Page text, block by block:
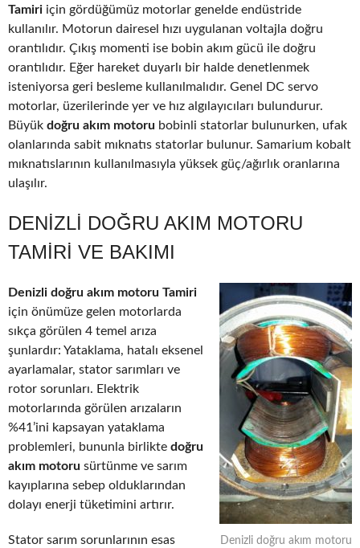
Tamiri için gördüğümüz motorlar genelde endüstride
kullanılır. Motorun dairesel hızı uygulanan voltajla doğru
orantılıdır. Çıkış momenti ise bobin akım gücü ile doğru
orantılıdır. Eğer hareket duyarlı bir halde denetlenmek
isteniyorsa geri besleme kullanılmalıdır. Genel DC servo
motorlar, üzerilerinde yer ve hız algılayıcıları bulundurur.
Büyük doğru akım motoru bobinli statorlar bulunurken, ufak
olanlarında sabit mıknatıs statorlar bulunur. Samarium kobalt
mıknatıslarının kullanılmasıyla yüksek güç/ağırlık oranlarına
ulaşılır.
DENIZLI DOĞRU AKIM MOTORU
TAMIRI VE BAKIMI
Denizli doğru akım motoru
Denizli doğru akım motoru Tamiri
için önümüze gelen motorlarda
sıkça görülen 4 temel arıza
şunlardır: Yataklama, hatalı eksenel
ayarlamalar, stator sarımları ve
rotor sorunları. Elektrik
motorlarında görülen arızaların
%41’ini kapsayan yataklama
problemleri, bununla birlikte doğru
akım motoru sürtünme ve sarım
kayıplarına sebep olduklarından
dolayı enerji tüketimini artırır.
Stator sarım sorunlarının esas